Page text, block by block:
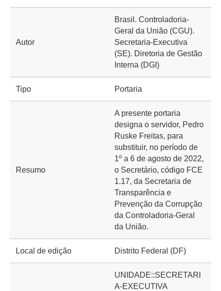
Autor
Brasil. Controladoria-
Geral da União (CGU).
Secretaria-Executiva
(SE). Diretoria de Gestão
Interna (DGI)
Tipo Portaria
Resumo
A presente portaria
designa o servidor, Pedro
Ruske Freitas, para
substituir, no período de
1º a 6 de agosto de 2022,
o Secretário, código FCE
1.17, da Secretaria de
Transparência e
Prevenção da Corrupção
da Controladoria-Geral
da União.
Local de edição Distrito Federal (DF)
UNIDADE::SECRETARI
A-EXECUTIVA